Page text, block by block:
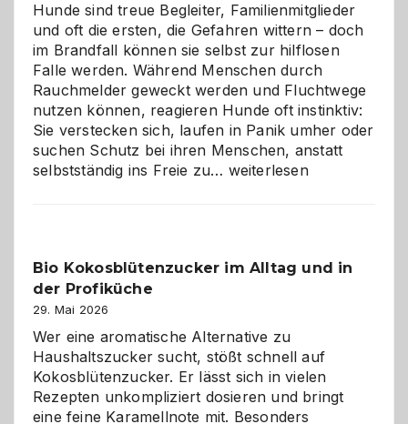
Hunde sind treue Begleiter, Familienmitglieder
und oft die ersten, die Gefahren wittern – doch
im Brandfall können sie selbst zur hilflosen
Falle werden. Während Menschen durch
Rauchmelder geweckt werden und Fluchtwege
nutzen können, reagieren Hunde oft instinktiv:
Sie verstecken sich, laufen in Panik umher oder
suchen Schutz bei ihren Menschen, anstatt
selbstständig ins Freie zu… Wenn
Gefahr
für
Hunde
im
eigenen
Zuhause
weiterlesen
Bio Kokosblütenzucker im Alltag und in
der Profiküche
29. Mai 2026
Wer eine aromatische Alternative zu
Haushaltszucker sucht, stößt schnell auf
Kokosblütenzucker. Er lässt sich in vielen
Rezepten unkompliziert dosieren und bringt
eine feine Karamellnote mit. Besonders